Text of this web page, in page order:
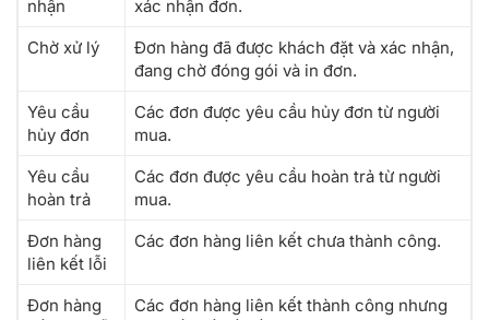
nhận
xác nhận đơn.
Chờ xử lý
Đơn hàng đã được khách đặt và xác nhận,
đang chờ đóng gói và in đơn.
Yêu cầu
hủy đơn
Các đơn được yêu cầu hủy đơn từ người
mua.
Yêu cầu
hoàn trả
Các đơn được yêu cầu hoàn trả từ người
mua.
Đơn hàng
liên kết lỗi
Các đơn hàng liên kết chưa thành công.
Đơn hàng
Các đơn hàng liên kết thành công nhưng